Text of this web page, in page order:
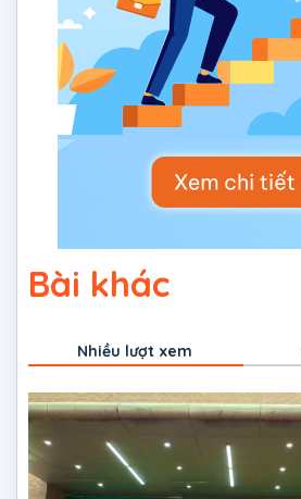
Bài khác
Nhiều lượt xem